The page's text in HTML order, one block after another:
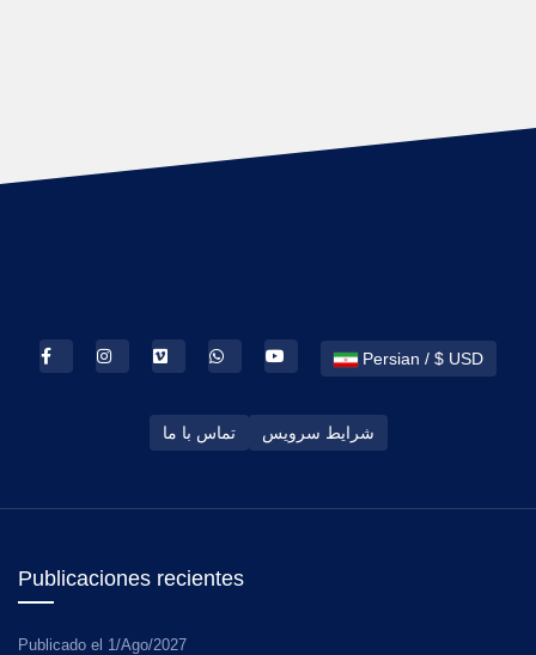
Persian / $ USD
تماس با ما شرایط سرویس
Publicaciones recientes
Publicado el 1/Ago/2027